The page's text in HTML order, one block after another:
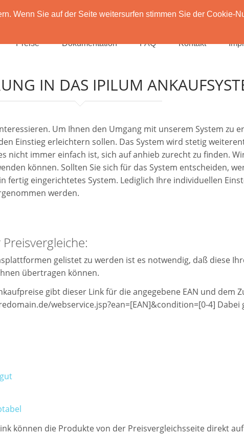
Wenn Sie auf der Seite weitersurfen stimmen Sie der Cookie-
Preise Dokumentation FAQ Kontakt
IN DAS IPILUM
Um Ihnen den Umgang mit unserem System zu
Einstieg erleichtern sollen. Das System wird stetig
nicht immer einfach ist, sich auf anhieb zurecht zu finden.
können. Sollten Sie sich für das System entscheiden,
eingerichtetes System. Lediglich Ihre individuellen
werden.
gelistet zu werden ist es notwendig, daß diese
übertragen können.
gibt dieser Link für die angegebene EAN und dem
webservice.jsp?ean=[EAN]&condition=[0-4]
können die Produkte von der Preisvergleichsseite direkt